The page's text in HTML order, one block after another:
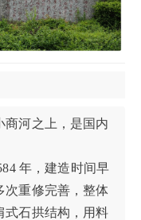
商河之上，是国内
年，建造时间早
次重修完善，整体
式石拱结构，用料